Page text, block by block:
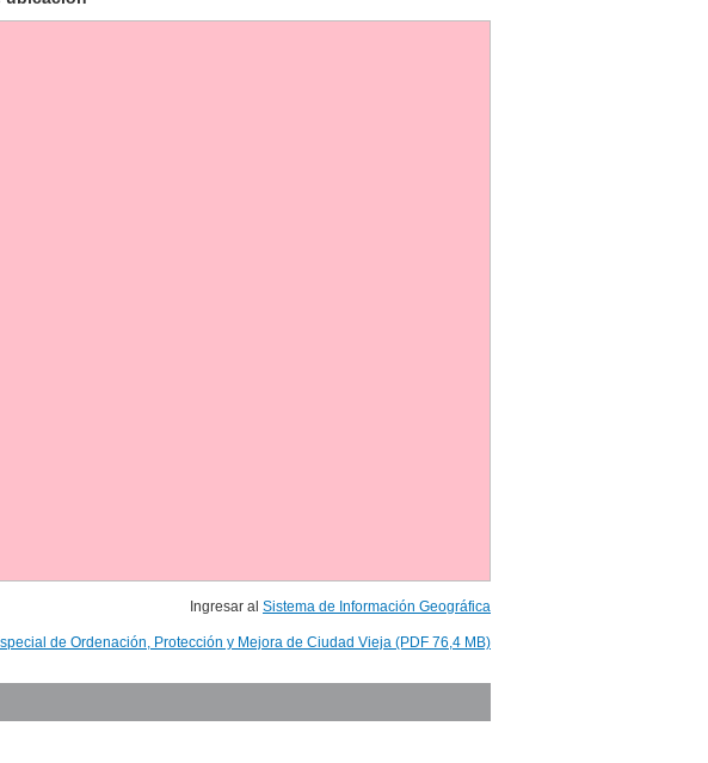
Ingresar al Sistema de Información Geográfica
de Ordenación, Protección y Mejora de Ciudad Vieja (PDF 76,4 MB)